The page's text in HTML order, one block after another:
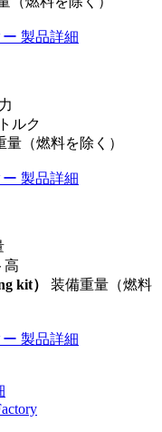
製品詳細
ルク
量（燃料を除く）
製品詳細
高
kit） 装備重量（燃料
製品詳細